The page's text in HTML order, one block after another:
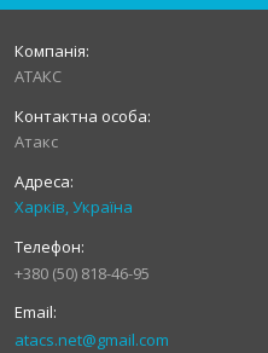
АТАКС
Атакс
Харків, Україна
+380 (50) 818-46-95
atacs.net@gmail.com